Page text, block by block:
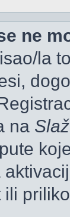
ne
la
na
ili